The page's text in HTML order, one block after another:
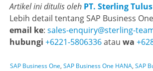
Artikel ini ditulis oleh PT. Sterling
Lebih detail tentang SAP Business
email ke: sales-enquiry@sterling-
hubungi +6221-5806336atau wa
SAP Business One, SAP Business One HANA, SAP